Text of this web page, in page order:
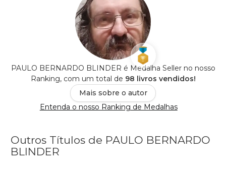
PAULO BERNARDO BLINDER é Medalha Seller no nosso
Ranking, com um total de 98 livros vendidos!
Mais sobre o autor
Entenda o nosso Ranking de Medalhas
Outros Títulos de PAULO BERNARDO
BLINDER